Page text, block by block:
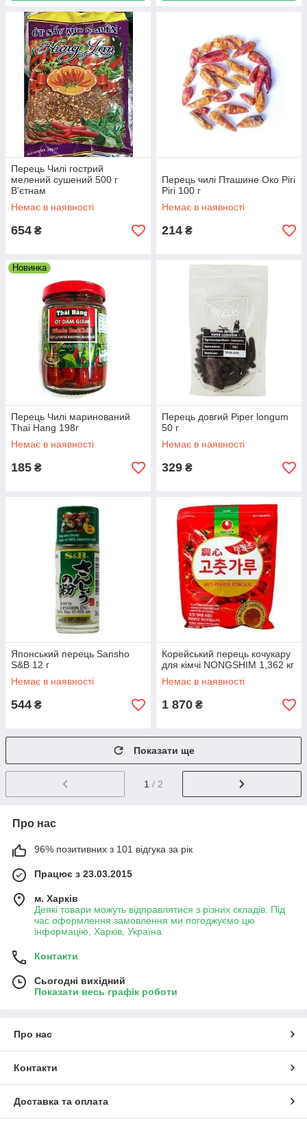
Перець Чилі гострий
мелений сушений 500 г
В'єтнам
Немає в наявності
654 ₴
Перець чилі Пташине Око Piri
Piri 100 г
Немає в наявності
214 ₴
Новинка
Перець Чилі маринований
Thai Hang 198г
Немає в наявності
185 ₴
Перець довгий Piper longum
50 г
Немає в наявності
329 ₴
Японський перець Sansho
S&B 12 г
Немає в наявності
544 ₴
Корейський перець кочукару
для кімчі NONGSHIM 1,362 кг
Немає в наявності
1 870 ₴
Показати ще
1 / 2
Про нас
96% позитивних з 101 відгука за рік
Працює з 23.03.2015
м. Харків
Деякі товари можуть відправлятися з різних складів. Під
час оформлення замовлення ми погоджуємо цю
інформацію, Харків, Україна
Контакти
Сьогодні вихідний
Показати весь графік роботи
Про нас
Контакти
Доставка та оплата